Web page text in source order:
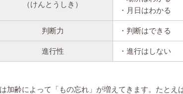
（けんとうしき）
・月日はわかる
判断力 ・判断はできる
進行性 ・進行はしない
加齢によって「もの忘れ」が増えてきます。たと